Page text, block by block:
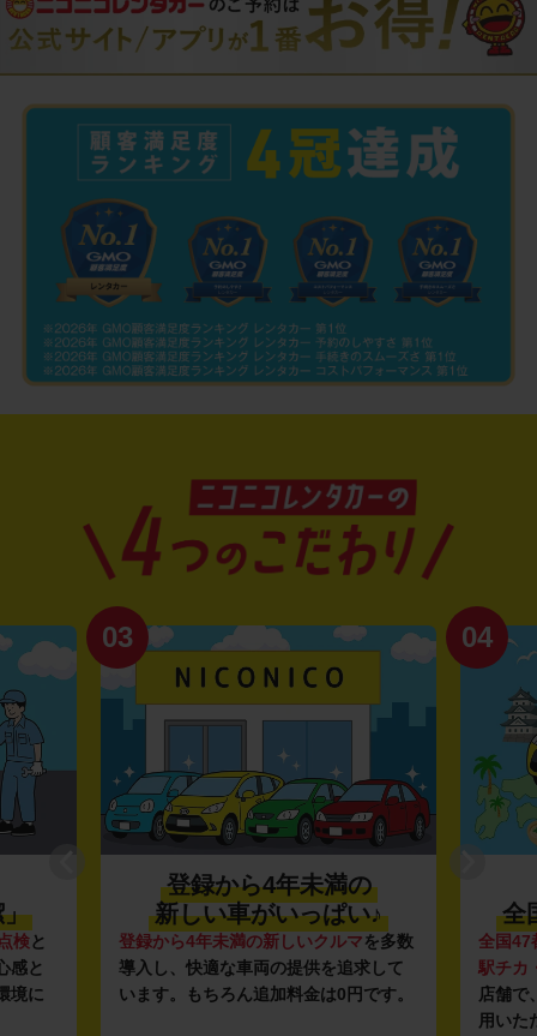
」
検と
感と
境に
03
登録から4年未満の
新しい車がいっぱい♪
登録から4年未満の新しいクルマを多数
導入し、快適な車両の提供を追求して
います。もちろん追加料金は0円です。
04
全
全国47
駅チカ
店舗で
用いた